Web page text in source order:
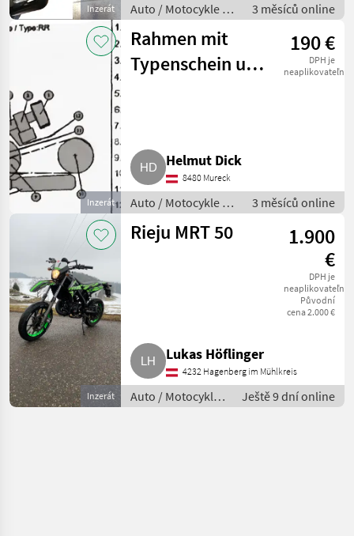
Inzerát
Auto / Motocykle /
Motorka
3 měsíců online
Inzerát
Rahmen mit
Typenschein und
190 €
DPH je
neaplikovateľné
Helmut Dick
8480 Mureck
Auto / Motocykle /
Motorka
3 měsíců online
Inzerát
Rieju MRT 50
1.900
€
DPH je
neaplikovateľné
Původní
cena 2.000 €
Lukas Höflinger
4232 Hagenberg im Mühlkreis
Auto / Motocykle /
Motorka
Ještě 9 dní online